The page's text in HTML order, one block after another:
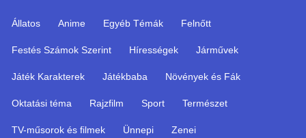
Állatos Anime Egyéb Témák Felnőtt
Festés Számok Szerint Hírességek Járművek
Játék Karakterek Játékbaba Növények és Fák
Oktatási téma Rajzfilm Sport Természet
TV-műsorok és filmek Ünnepi Zenei